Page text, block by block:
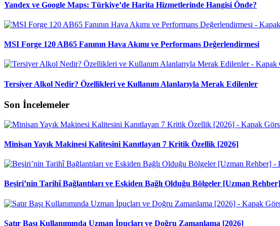
Yandex ve Google Maps: Türkiye’de Harita Hizmetlerinde Hangisi Önde?
MSI Forge 120 AB65 Fanının Hava Akımı ve Performans Değerlendirmesi
Tersiyer Alkol Nedir? Özellikleri ve Kullanım Alanlarıyla Merak Edilenler
Son İncelemeler
Minisan Yayık Makinesi Kalitesini Kanıtlayan 7 Kritik Özellik [2026]
Beşiri’nin Tarihî Bağlantıları ve Eskiden Bağlı Olduğu Bölgeler [Uzman Rehber]
Satır Başı Kullanımında Uzman İpuçları ve Doğru Zamanlama [2026]